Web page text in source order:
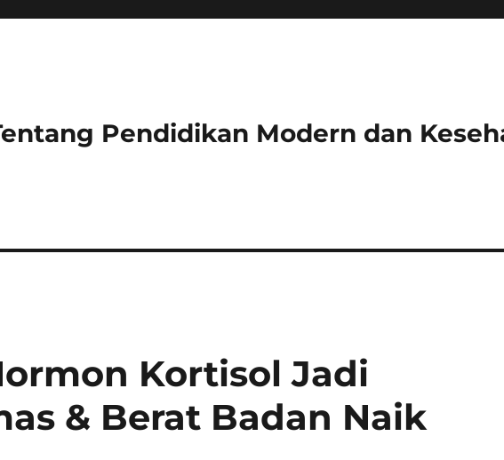
Pendidikan Modern dan
Kortisol Jadi
& Berat Badan Naik